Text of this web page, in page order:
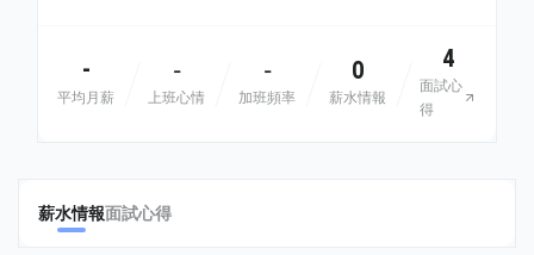
-
平均月薪
-
上班心情
-
加班頻率
0
薪水情報
4
面試心
得
薪水情報面試心得